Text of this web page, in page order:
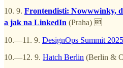
10. 9. Frontendisti: Nowwwinky,
a jak na LinkedIn (Praha) 🆓
10.—11. 9. DesignOps Summit 2025
10.—12. 9. Hatch Berlin (Berlin &